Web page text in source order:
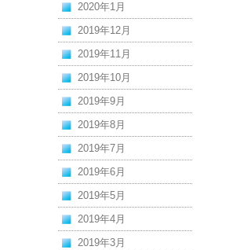
2020年1月
2019年12月
2019年11月
2019年10月
2019年9月
2019年8月
2019年7月
2019年6月
2019年5月
2019年4月
2019年3月